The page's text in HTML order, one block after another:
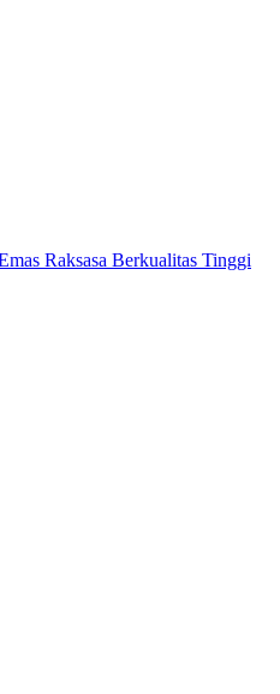
Raksasa Berkualitas Tinggi